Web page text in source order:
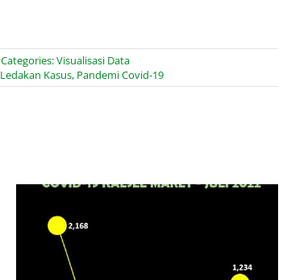
Categories:Visualisasi Data
Ledakan Kasus, Pandemi Covid-19